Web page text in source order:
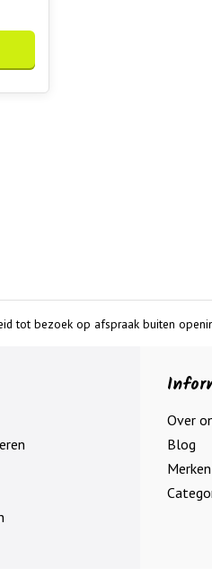
tot bezoek op afspraak buiten
Over
Blog
Merken